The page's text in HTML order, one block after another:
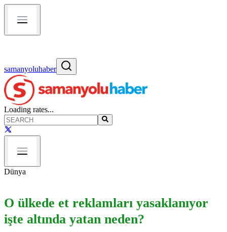
samanyoluhaber
Loading rates...
Dünya
O ülkede et reklamları yasaklanıyor
işte altında yatan neden?